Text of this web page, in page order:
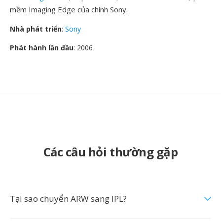
mềm Imaging Edge của chính Sony.
Nhà phát triển: Sony
Phát hành lần đầu: 2006
Các câu hỏi thường gặp
Tại sao chuyển ARW sang IPL?